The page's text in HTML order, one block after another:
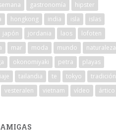
gastronomía
hipster
hongkong india isla
islas
japón jordania laos
lofoten
mar moda mundo
naturaleza
okonomiyaki petra
playas
tailandia te tokyo
tradición
vesteralen vietnam vídeo ártico